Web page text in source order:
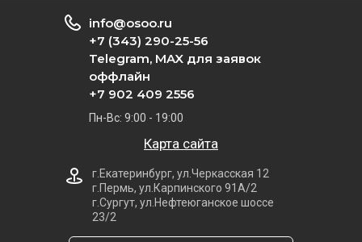
info@osoo.ru
+7 (343) 290-25-56
Telegram, MAX для заявок
оффлайн
+7 902 409 2556
Пн-Вс: 9:00 - 19:00
Карта сайта
г.Екатеринбург, ул.Черкасская 12
г.Пермь, ул.Карпинского 91А/2
г.Сургут, ул.Нефтеюганское шоссе
23/2